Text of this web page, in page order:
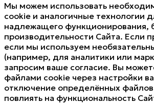
Мы можем использовать
cookie и аналогичные технологии
надлежащего функционирования,
производительности Сайта. Если
если мы используем
(например, для аналитики или
запросим ваше согласие. Вы
файлами cookie через настройки
отключение определённых
повлиять на функциональность